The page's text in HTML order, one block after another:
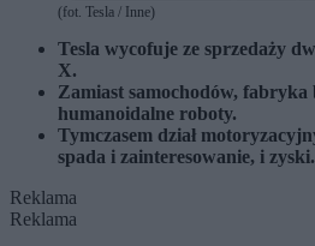
(fot. Tesla / Inne)
Tesla wycofuje ze sprzedaży
X.
Zamiast samochodów,
humanoidalne roboty.
Tymczasem dział
spada i zainteresowanie, i zyski.
Reklama
Reklama